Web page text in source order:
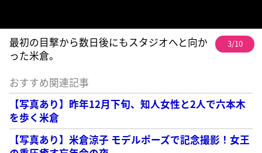
最初の目撃から数日後にもスタジオへと向か
った米倉。
3/10
おすすめ関連記事
【写真あり】昨年12月下旬、知人女性と2人で六本木
を歩く米倉
【写真あり】米倉涼子 モデルポーズで記念撮影！女王